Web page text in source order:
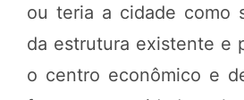
ou teria a cidade como
da estrutura existente e
o centro econômico e